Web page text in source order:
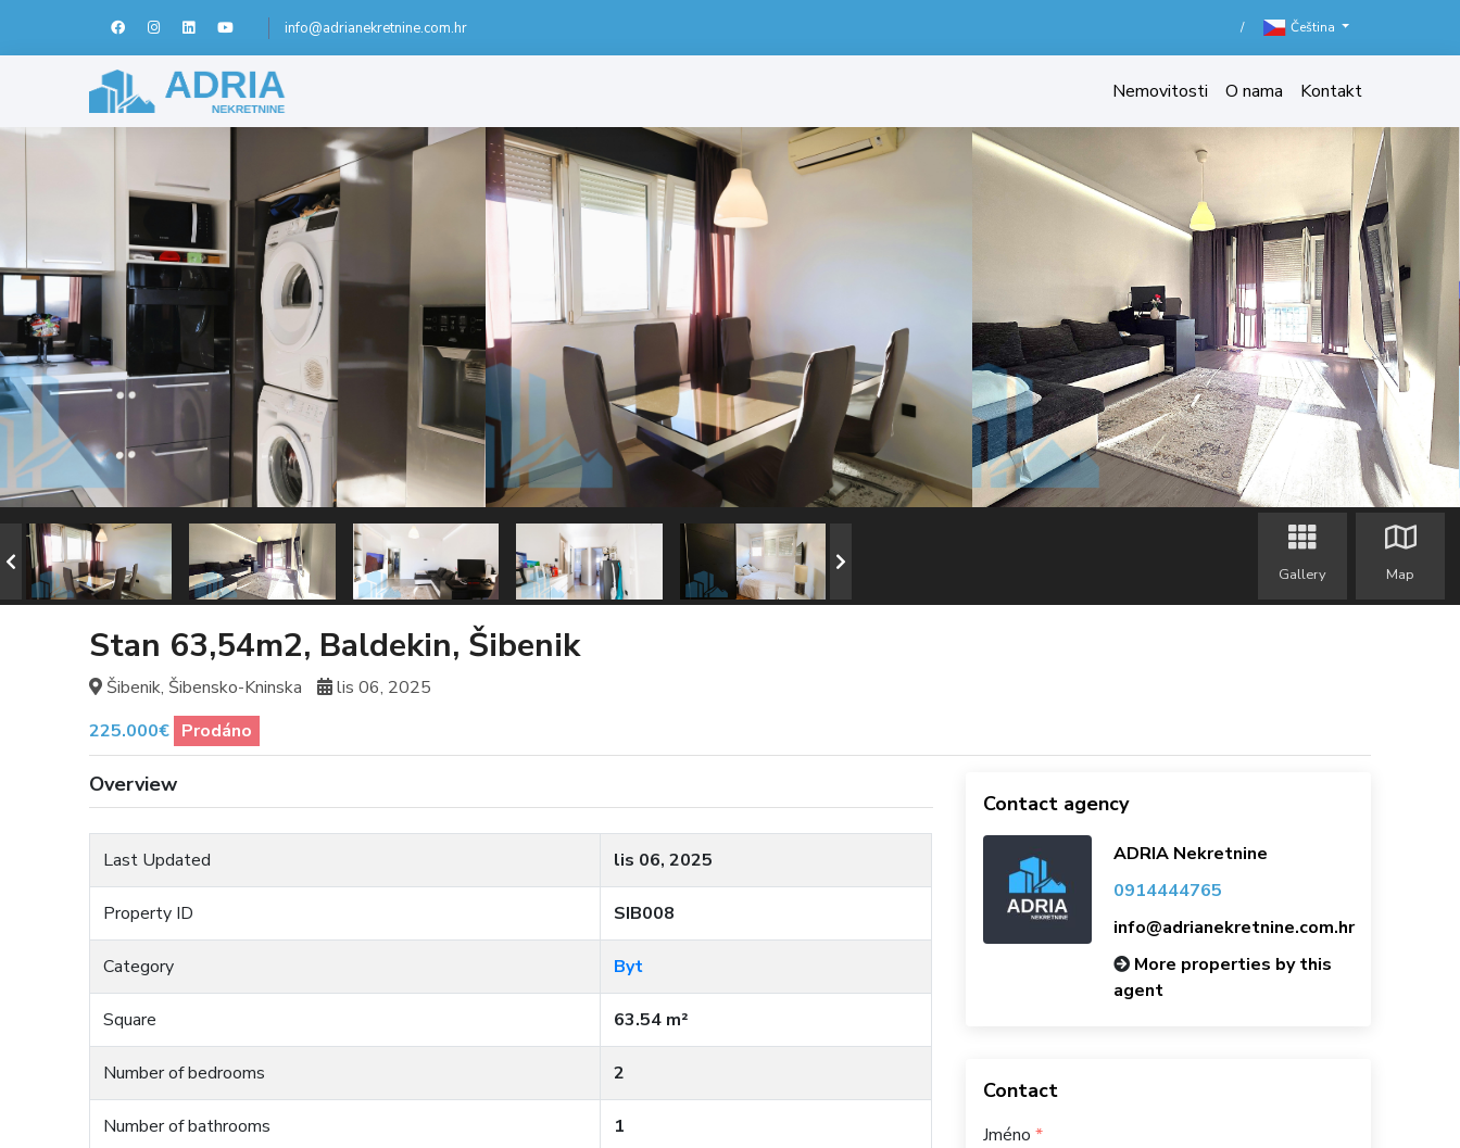
info@adrianekretnine.com.hr / Čeština
Nemovitosti O nama Kontakt
Gallery Map
Stan 63,54m2, Baldekin, Šibenik
Šibenik, Šibensko-Kninska
lis 06, 2025
225.000€ Prodáno
Overview
Last Updated lis 06, 2025
Property ID SIB008
Category Byt
Square 63.54 m²
Number of bedrooms 2
Number of bathrooms 1
Contact agency
ADRIA Nekretnine
0914444765
info@adrianekretnine.com.hr
More properties by this
agent
Contact
Jméno